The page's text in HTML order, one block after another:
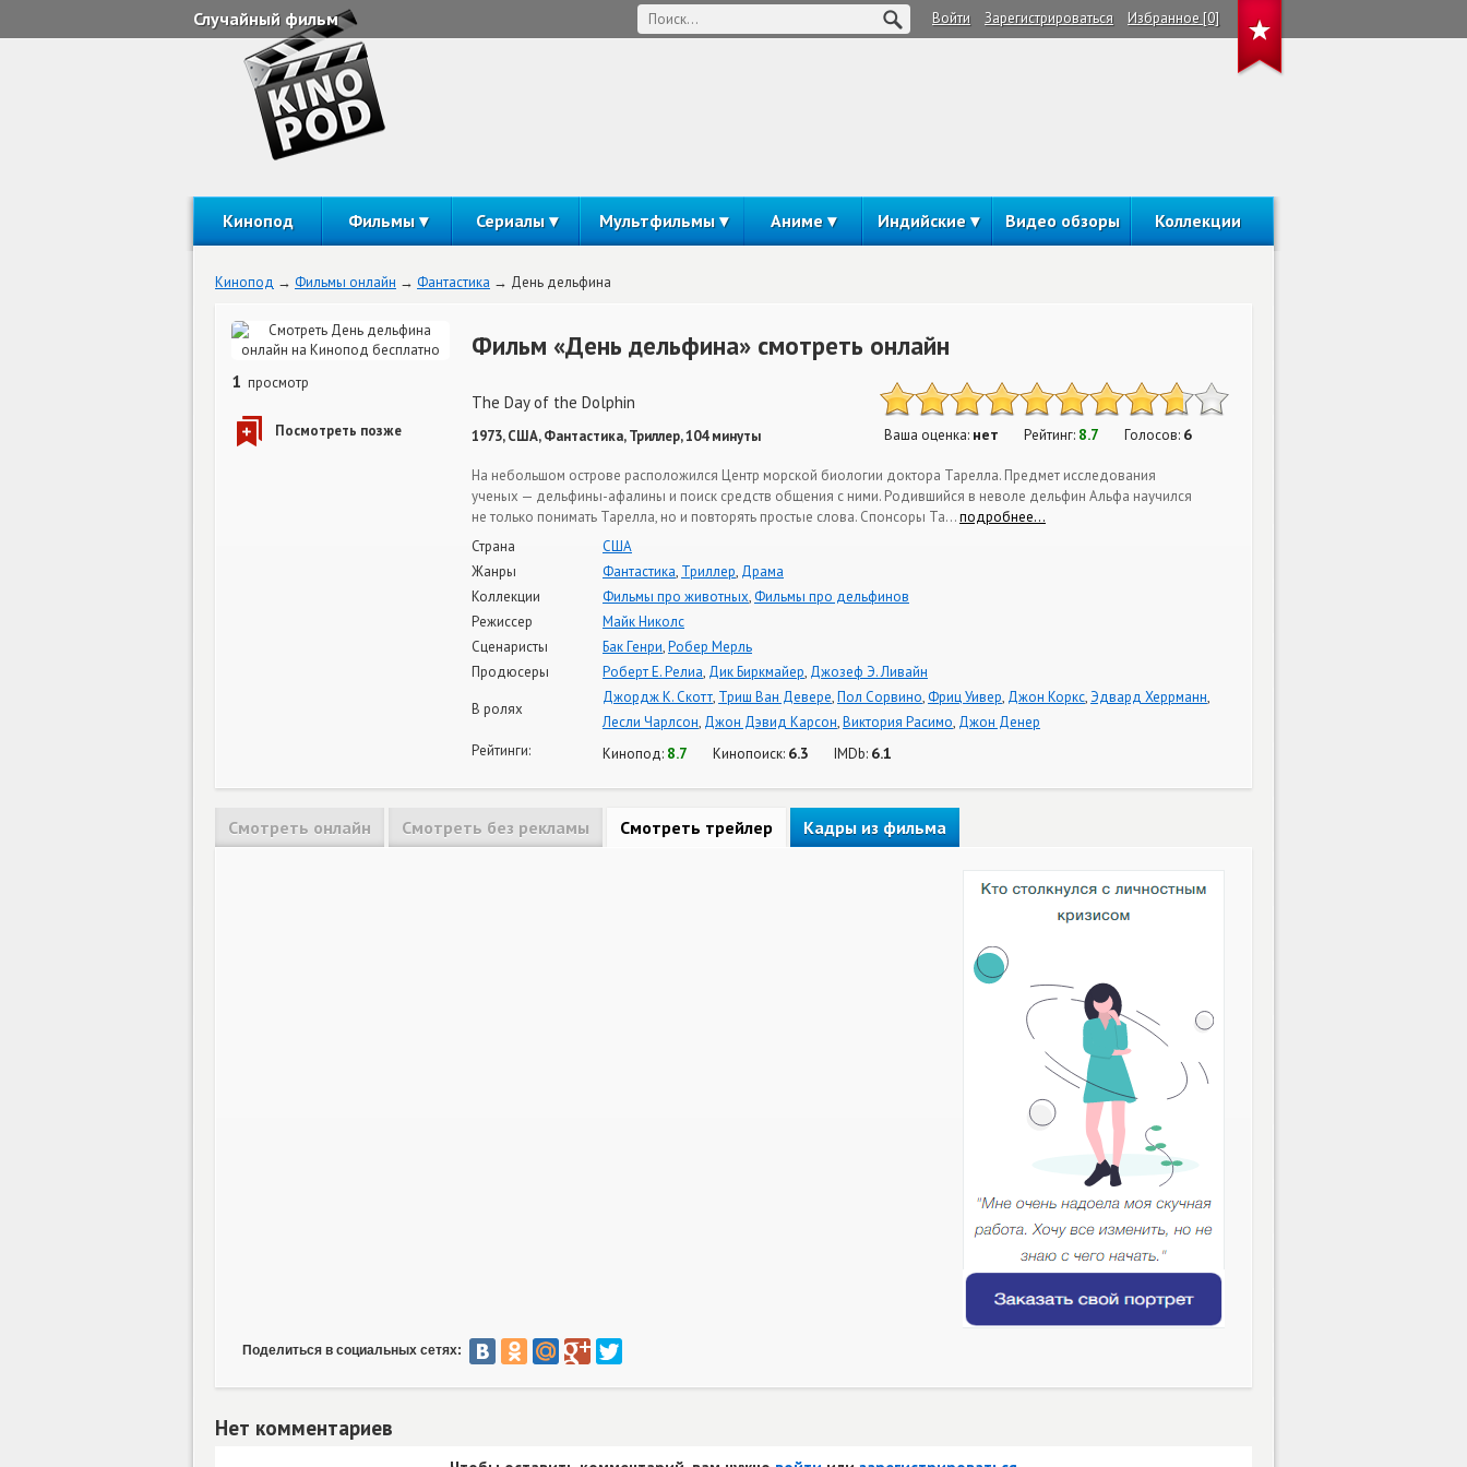
Случайный фильм Войти Зарегистрироваться Избранное [0]
Кинопод Фильмы Сериалы Мультфильмы Аниме Индийские Видео обзоры Коллекции
Кинопод Фильмы онлайн Фантастика День дельфина
1 просмотр
Фильм «День дельфина» смотреть онлайн
The Day of the Dolphin
1973, США, Фантастика, Триллер, 104 минуты Ваша оценка: нет Рейтинг: 8.7 Голосов: 6
На небольшом острове расположился Центр морской биологии доктора Тарелла. Предмет исследования
ученых — дельфины-афалины и поиск средств общения с ними. Родившийся в неволе дельфин Альфа научился
не только понимать Тарелла, но и повторять простые слова. Спонсоры Та…подробнее…
Страна
США
Жанры
Фантастика, Триллер, Драма
Коллекции
Фильмы про животных,Фильмы про дельфинов
Режиссер
Майк Николс
Сценаристы
Бак Генри,Робер Мерль
Продюсеры
Роберт Е. Релиа, Дик Биркмайер, Джозеф Э. Ливайн
В ролях
Джордж К. Скотт, Триш Ван Девере,Пол Сорвино,Фриц Уивер, Джон Коркс,Эдвард Херрманн,
Лесли Чарлсон, Джон Дэвид Карсон,Виктория Расимо, Джон Денер
Рейтинги:
Кинопод: 8.7 Кинопоиск: 6.3 IMDb: 6.1
Смотреть онлайн Смотреть без рекламы Смотреть трейлер Кадры из фильма
Поделиться в социальных сетях:
Нет комментариев